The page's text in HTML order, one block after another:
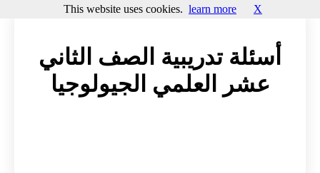
أسئلة تدريبية الصف الثاني
عشر العلمي الجيولوجيا
This website uses cookies. learn more X